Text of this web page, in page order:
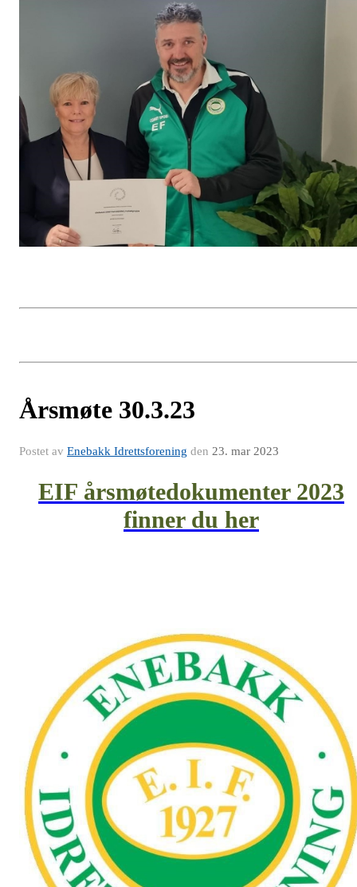
Årsmøte 30.3.23
Postet av Enebakk Idrettsforening den 23. mar 2023
EIF årsmøtedokumenter 2023
finner du her